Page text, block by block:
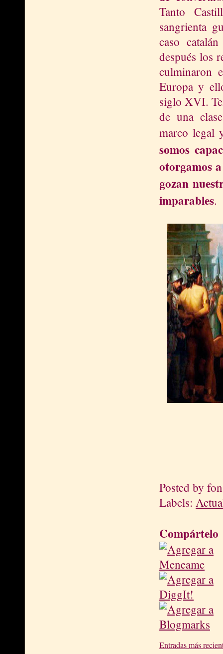
Tanto
sangrienta
caso
después los
culminaron
Europa y
siglo XVI.
de una
marco legal
somos
otorgamos
gozan
imparables.
Posted by
Labels:
Compártelo
Entradas más